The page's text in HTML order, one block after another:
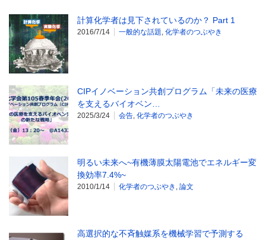
計算化学者は見下されているのか？ Part 1
2016/7/14 一般的な話題 化学者のつぶやき
CIPイノベーション共創プログラム「未来の医療
を支えるバイオベン…
2025/3/24 会告 化学者のつぶやき
明るい未来へ~有機薄膜太陽電池でエネルギー変
換効率7.4%~
2010/1/14 化学者のつぶやき 論文
高選択的な不斉触媒系を機械学習で予測する